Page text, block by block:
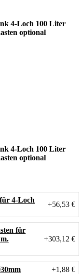
4-Loch 100 Liter
optional
4-Loch 100 Liter
optional
4-Loch
+56,53 €
für
+303,12 €
+1,88 €